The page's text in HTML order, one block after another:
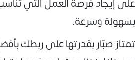
على إيجاد فرصة العمل التي
بسهولة وسرعة.
تمتاز صبّار بقدرتها على ربطك